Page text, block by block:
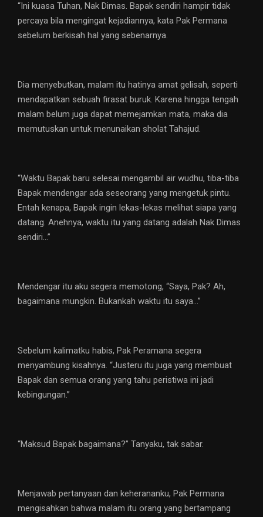
“Ini kuasa Tuhan, Nak Dimas. Bapak sendiri hampir tidak
percaya bila mengingat kejadiannya, kata Pak Permana
sebelum berkisah hal yang sebenarnya.
Dia menyebutkan, malam itu hatinya amat gelisah, seperti
mendapatkan sebuah firasat buruk. Karena hingga tengah
malam belum juga dapat memejamkan mata, maka dia
memutuskan untuk menunaikan sholat Tahajud.
“Waktu Bapak baru selesai mengambil air wudhu, tiba-tiba
Bapak mendengar ada seseorang yang mengetuk pintu.
Entah kenapa, Bapak ingin lekas-lekas melihat siapa yang
datang. Anehnya, waktu itu yang datang adalah Nak Dimas
sendiri…”
Mendengar itu aku segera memotong, “Saya, Pak? Ah,
bagaimana mungkin. Bukankah waktu itu saya…”
Sebelum kalimatku habis, Pak Peramana segera
menyambung kisahnya. “Justeru itu juga yang membuat
Bapak dan semua orang yang tahu peristiwa ini jadi
kebingungan.”
“Maksud Bapak bagaimana?” Tanyaku, tak sabar.
Menjawab pertanyaan dan keherananku, Pak Permana
mengisahkan bahwa malam itu orang yang bertampang